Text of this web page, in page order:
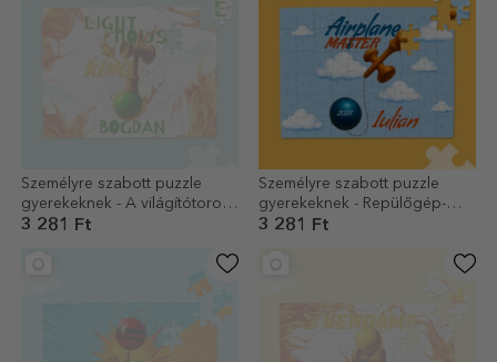
Személyre szabott puzzle
gyerekeknek - A világítótorony
királya
3 281 Ft
Személyre szabott puzzle
gyerekeknek - Repülőgép-
mester
3 281 Ft